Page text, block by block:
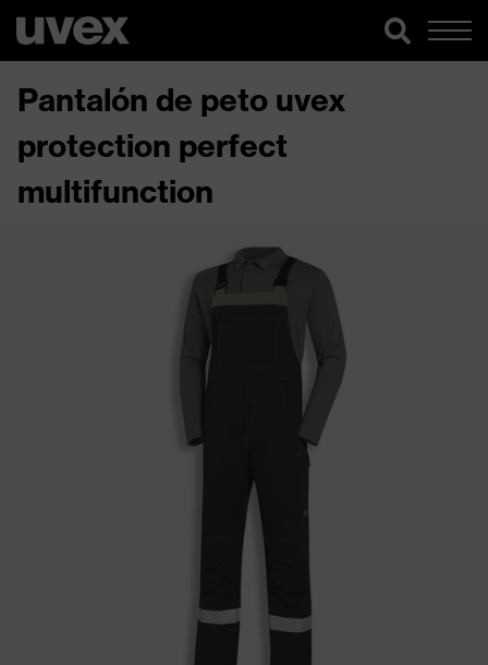
Pantalón de peto uvex
protection perfect
multifunction